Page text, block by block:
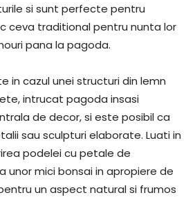
si sunt perfecte pentru
ceva traditional pentru nunta lor
pana la pagoda.
in cazul unei structuri din lemn
intrucat pagoda insasi
de decor, si este posibil ca
sau sculpturi elaborate. Luati in
podelei cu petale de
unor mici bonsai in apropiere de
un aspect natural si frumos